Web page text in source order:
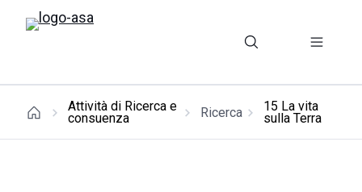
Attività di Ricerca e
consuenza Ricerca 15 La vita
sulla Terra